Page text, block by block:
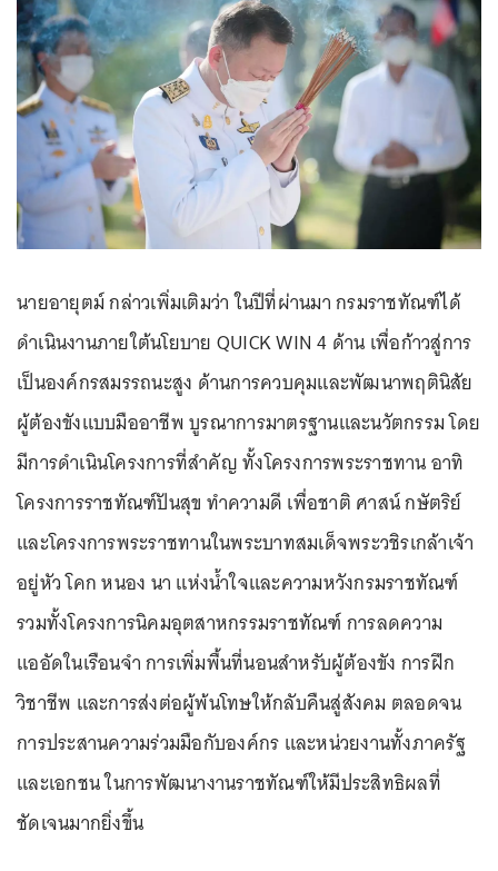
นายอายุตม์ กล่าวเพิ่มเติมว่า ในปีที่ผ่านมา กรมราชทัณฑ์ได้
ดำเนินงานภายใต้นโยบาย QUICK WIN 4 ด้าน เพื่อก้าวสู่การ
เป็นองค์กรสมรรถนะสูง ด้านการควบคุมและพัฒนาพฤตินิสัย
ผู้ต้องขังแบบมืออาชีพ บูรณาการมาตรฐานและนวัตกรรม โดย
มีการดำเนินโครงการที่สำคัญ ทั้งโครงการพระราชทาน อาทิ
โครงการราชทัณฑ์ปันสุข ทำความดี เพื่อชาติ ศาสน์ กษัตริย์
และโครงการพระราชทานในพระบาทสมเด็จพระวชิรเกล้าเจ้า
อยู่หัว โคก หนอง นา แห่งน้ำใจและความหวังกรมราชทัณฑ์
รวมทั้งโครงการนิคมอุตสาหกรรมราชทัณฑ์ การลดความ
แออัดในเรือนจำ การเพิ่มพื้นที่นอนสำหรับผู้ต้องขัง การฝึก
วิชาชีพ และการส่งต่อผู้พ้นโทษให้กลับคืนสู่สังคม ตลอดจน
การประสานความร่วมมือกับองค์กร และหน่วยงานทั้งภาครัฐ
และเอกชน ในการพัฒนางานราชทัณฑ์ให้มีประสิทธิผลที่
ชัดเจนมากยิ่งขึ้น